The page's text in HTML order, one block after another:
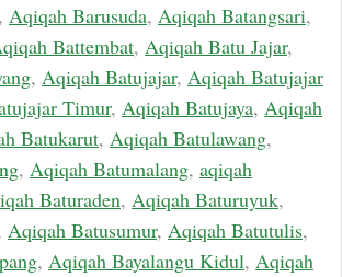
, Aqiqah Barusuda, Aqiqah Batangsari,
Battembat, Aqiqah Batu Jajar,
, Aqiqah Batujajar, Aqiqah Batujajar
Timur, Aqiqah Batujaya, Aqiqah
Batukarut, Aqiqah Batulawang,
, Aqiqah Batumalang, aqiqah
Baturaden, Aqiqah Baturuyuk,
Aqiqah Batusumur, Aqiqah Batutulis,
, Aqiqah Bayalangu Kidul, Aqiqah